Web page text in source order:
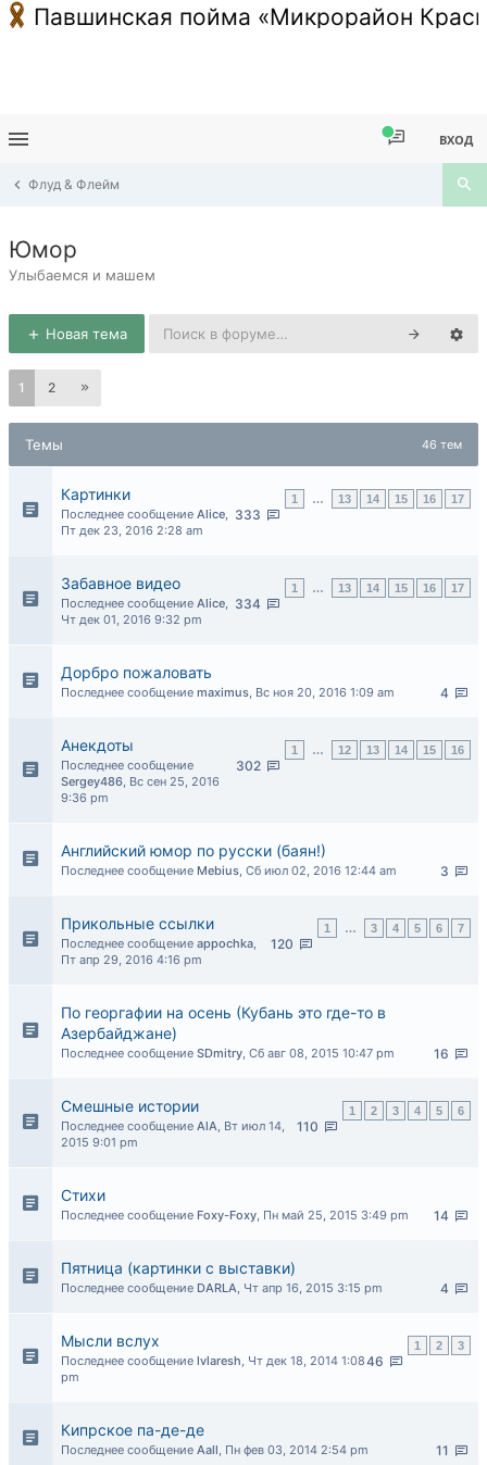
Павшинская пойма «Микрорайон
ВХОД
Флуд & Флейм
Юмор
Улыбаемся и машем
Новая тема
1 2
Темы 46 тем
Картинки 1 … 13 14 15 16 17
333
Последнее сообщение Alice,
Пт дек 23, 2016 2:28 am
Забавное видео 1 … 13 14 15 16 17
334
Последнее сообщение Alice,
Чт дек 01, 2016 9:32 pm
Дорбро пожаловать
4
Последнее сообщение maximus, Вс ноя 20, 2016 1:09 am
Анекдоты 1 … 12 13 14 15 16
302
Последнее сообщение
Sergey486, Вс сен 25, 2016
9:36 pm
Английский юмор по русски (баян!)
3
Последнее сообщение Mebius, Сб июл 02, 2016 12:44 am
Прикольные ссылки 1 … 3 4 5 6 7
120
Последнее сообщение appochka,
Пт апр 29, 2016 4:16 pm
По георгафии на осень (Кубань это где-то в
Азербайджане)
16
Последнее сообщение SDmitry, Сб авг 08, 2015 10:47 pm
Смешные истории 1 2 3 4 5 6
110
Последнее сообщение AlA, Вт июл 14,
2015 9:01 pm
Стихи
14
Последнее сообщение Foxy-Foxy, Пн май 25, 2015 3:49 pm
Пятница (картинки с выставки)
4
Последнее сообщение DARLA, Чт апр 16, 2015 3:15 pm
Мысли вслух 1 2 3
46
Последнее сообщение lvlaresh, Чт дек 18, 2014 1:08
pm
Кипрское па-де-де
11
Последнее сообщение Aall, Пн фев 03, 2014 2:54 pm